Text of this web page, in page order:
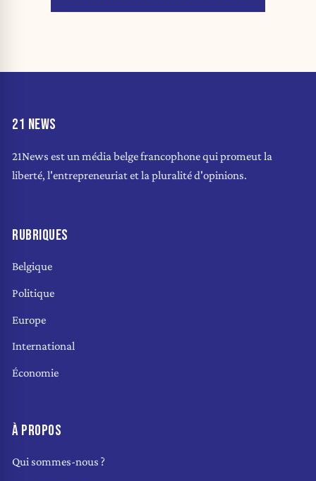
21 NEWS
21News est un média belge francophone qui promeut la
liberté, l'entrepreneuriat et la pluralité d'opinions.
RUBRIQUES
Belgique
Politique
Europe
International
Économie
À PROPOS
Qui sommes-nous ?